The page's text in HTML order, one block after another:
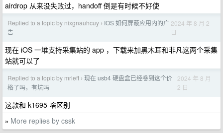
airdrop 从来没失败过，handoff 倒是有时候不好使
Replied to a topic by nixgnauhcuy › IOS 如何屏蔽应用内的广
告
2024 年 8 月 2
日
现在 iOS 一堆支持采集站的 app ，下载来加黑木耳和非凡这两个采集
站就可以了
Replied to a topic by mrleft › 现在 usb4 硬盘盒已经卷到这个价
格了吗，有坑吗
2024 年 8 月
2 日
这款和 k1695 啥区别
» More replies by cssk